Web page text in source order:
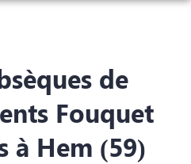
de
Fouquet
à Hem (59)